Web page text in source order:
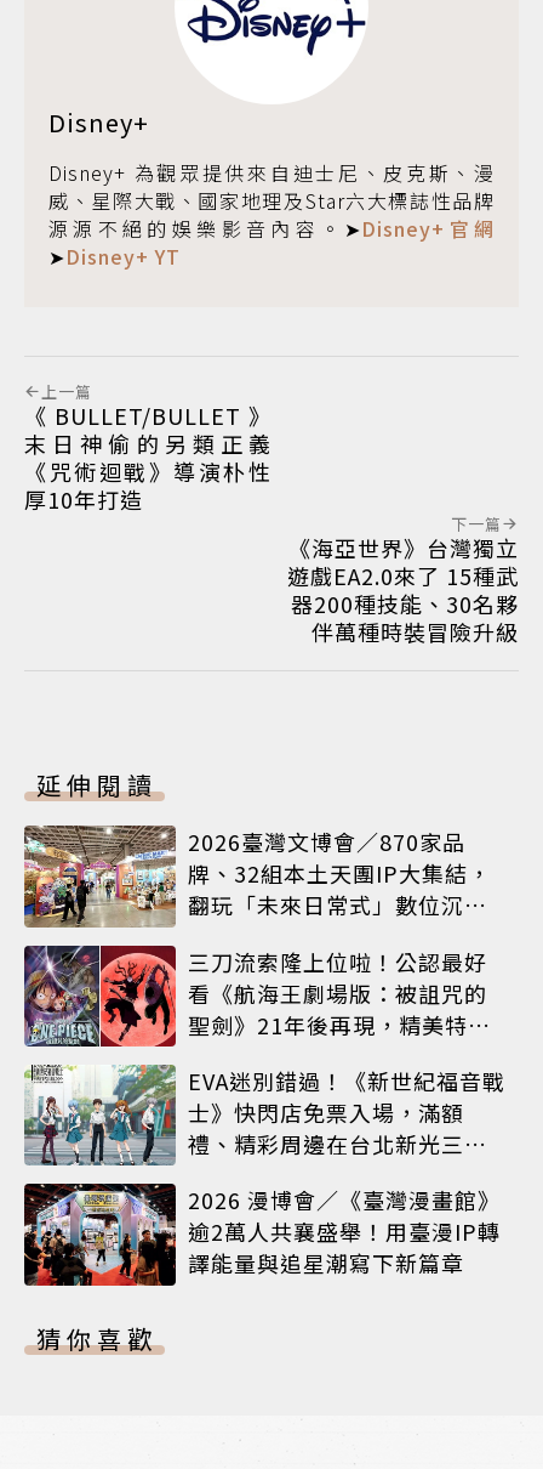
Disney+
Disney+ 為觀眾提供來自迪士尼、皮克斯、漫
威、星際大戰、國家地理及Star六大標誌性品牌
源源不絕的娛樂影音內容。➤Disney+官網
➤Disney+ YT
上一篇
《BULLET/BULLET》
末日神偷的另類正義
《咒術迴戰》導演朴性
厚10年打造
下一篇
《海亞世界》台灣獨立
遊戲EA2.0來了 15種武
器200種技能、30名夥
伴萬種時裝冒險升級
延伸閱讀
2026臺灣文博會／870家品
牌、32組本土天團IP大集結，
翻玩「未來日常式」數位沉浸
三刀流索隆上位啦！公認最好
看《航海王劇場版：被詛咒的
聖劍》21年後再現，精美特典
EVA迷別錯過！《新世紀福音戰
士》快閃店免票入場，滿額
禮、精彩周邊在台北新光三越
2026 漫博會／《臺灣漫畫館》
逾2萬人共襄盛舉！用臺漫IP轉
譯能量與追星潮寫下新篇章
猜你喜歡